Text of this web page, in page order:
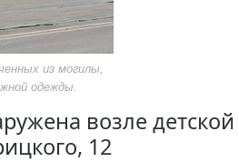
из могилы,
одежды.
возле
12